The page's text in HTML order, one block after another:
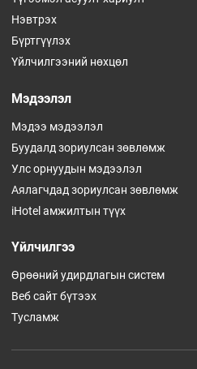
Нэвтрэх
Бүртгүүлэх
Үйлчилгээний нөхцөл
Мэдээлэл
Мэдээ мэдээлэл
Буудалд зориулсан зөвлөмж
Улс орнуудын мэдээлэл
Аялагчдад зориулсан зөвлөмж
iHotel амжилтын түүх
Үйлчилгээ
Өрөөний удирдлагын систем
Веб сайт бүтээх
Тусламж